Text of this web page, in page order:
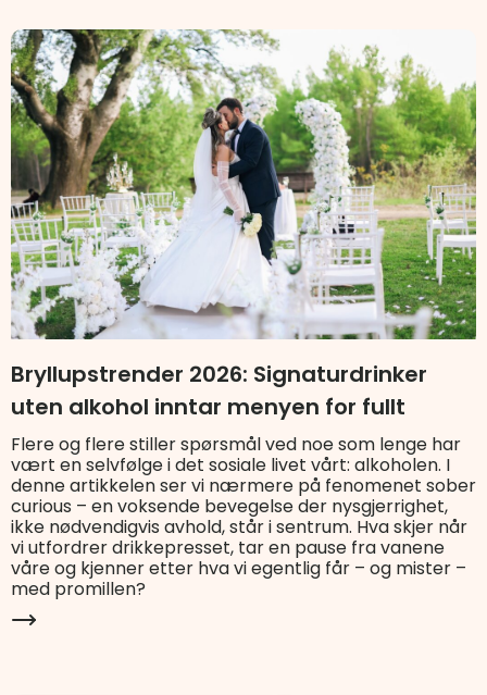
Bryllupstrender 2026: Signaturdrinker
uten alkohol inntar menyen for fullt
Flere og flere stiller spørsmål ved noe som lenge har
vært en selvfølge i det sosiale livet vårt: alkoholen. I
denne artikkelen ser vi nærmere på fenomenet sober
curious – en voksende bevegelse der nysgjerrighet,
ikke nødvendigvis avhold, står i sentrum. Hva skjer når
vi utfordrer drikkepresset, tar en pause fra vanene
våre og kjenner etter hva vi egentlig får – og mister –
med promillen?